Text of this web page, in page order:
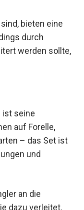
bieten eine
durch
werden sollte,
ist seine
auf Forelle,
– das Set ist
und
an die
dazu verleitet,